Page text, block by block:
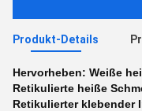
Produkt-Details
Hervorheben: Weiße
Retikulierte heiße
Retikulierter klebender